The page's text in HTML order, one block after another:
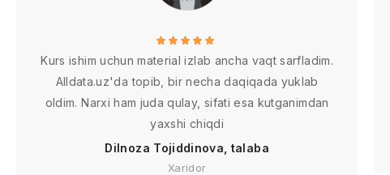
Kurs ishim uchun material izlab ancha vaqt sarfladim.
Alldata.uz'da topib, bir necha daqiqada yuklab
oldim. Narxi ham juda qulay, sifati esa kutganimdan
yaxshi chiqdi
Dilnoza Tojiddinova, talaba
Xaridor